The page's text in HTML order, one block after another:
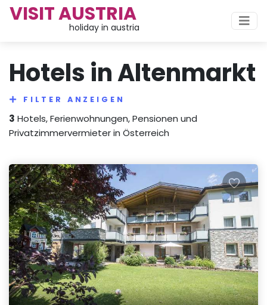
VISIT AUSTRIA
holiday in austria
Hotels in Altenmarkt
FILTER ANZEIGEN
3 Hotels, Ferienwohnungen, Pensionen und
Privatzimmervermieter in Österreich